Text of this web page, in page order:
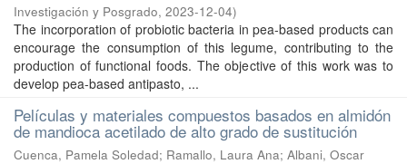
Investigación y Posgrado, 2023-12-04)
The incorporation of probiotic bacteria in pea-based products can
encourage the consumption of this legume, contributing to the
production of functional foods. The objective of this work was to
develop pea-based antipasto, ...
Películas y materiales compuestos basados en almidón
de mandioca acetilado de alto grado de sustitución
Cuenca, Pamela Soledad; Ramallo, Laura Ana; Albani, Oscar